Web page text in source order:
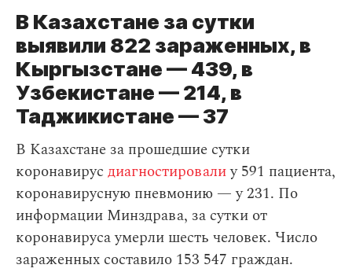
В Казахстане за сутки
выявили 822 зараженных, в
Кыргызстане — 439, в
Узбекистане — 214, в
Таджикистане — 37
В Казахстане за прошедшие сутки
коронавирус диагностировалиу 591 пациента,
коронавирусную пневмонию — у 231. По
информации Минздрава, за сутки от
коронавируса умерли шесть человек. Число
зараженных составило 153 547 граждан.